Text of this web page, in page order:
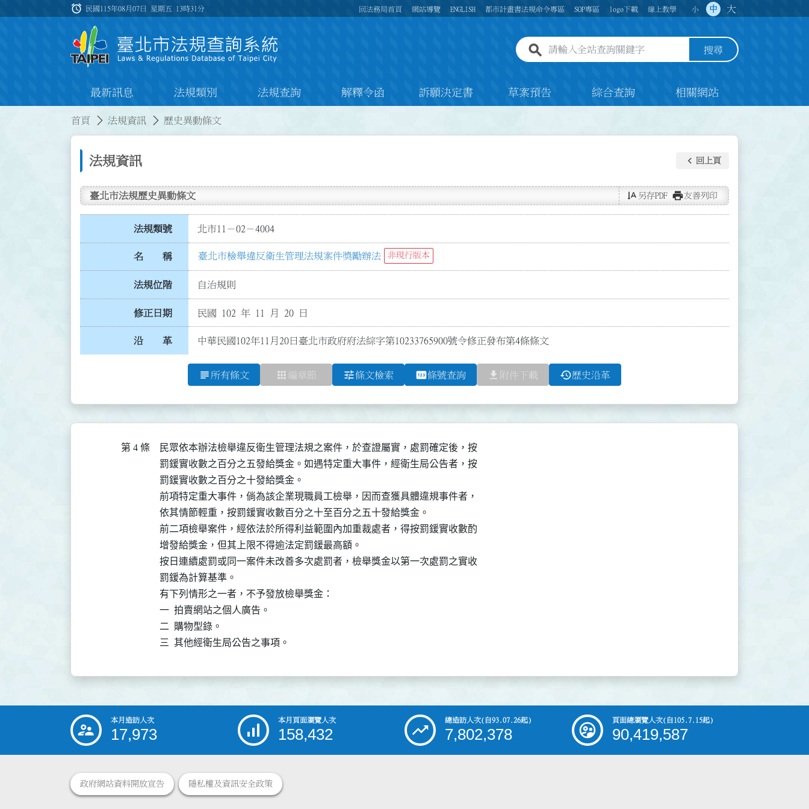
:::
alarm 民國115年08月07日 星期五 13時31分 回法務局首頁 網站導覽 ENGLISH 都市計畫書法規命令專區 SOP專區 logo下載 線上教學 小 中 大
全站查詢關鍵字欄位 搜尋
最新訊息 法規類別 法規查詢 解釋令函 訴願決定書 草案預告 綜合查詢 相關網站
首頁 法規資訊 歷史異動條文
法規資訊 keyboard_arrow_left 回上頁
臺北市法規歷史異動條文 text_rotate_vertical 另存PDF print友善列印
法規類號 北市11－02－4004
名 稱 臺北市檢舉違反衛生管理法規案件獎勵辦法 非現行版本
法規位階 自治規則
修正日期 民國 102 年 11 月 20 日
沿 革 中華民國102年11月20日臺北市政府府法綜字第10233765900號令修正發布第4條條文
subject 所有條文 apps 編章節 tune條文檢索 pin條號查詢 file_download 附件下載 history歷史沿革
第 4 條
民眾依本辦法檢舉違反衛生管理法規之案件，於查證屬實，處罰確定後，按
罰鍰實收數之百分之五發給獎金。如遇特定重大事件，經衛生局公告者，按
罰鍰實收數之百分之十發給獎金。
前項特定重大事件，倘為該企業現職員工檢舉，因而查獲具體違規事件者，
依其情節輕重，按罰鍰實收數百分之十至百分之五十發給獎金。
前二項檢舉案件，經依法於所得利益範圍內加重裁處者，得按罰鍰實收數酌
增發給獎金，但其上限不得逾法定罰鍰最高額。
按日連續處罰或同一案件未改善多次處罰者，檢舉獎金以第一次處罰之實收
罰鍰為計算基準。
有下列情形之一者，不予發放檢舉獎金：
一  拍賣網站之個人廣告。
二  購物型錄。
三  其他經衛生局公告之事項。
::: 本月造訪人次
17,973
本月頁面瀏覽人次
158,432
總造訪人次(自93.07.26起)
7,802,378
頁面總瀏覽人次(自105.7.15起)
90,419,587
政府網站資料開放宣告 隱私權及資訊安全政策